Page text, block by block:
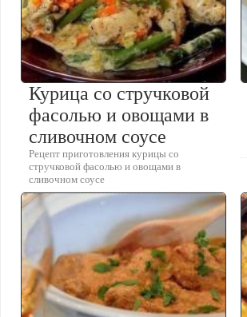
Курица со стручковой
фасолью и овощами в
сливочном соусе
Рецепт приготовления курицы со
стручковой фасолью и овощами в
сливочном соусе